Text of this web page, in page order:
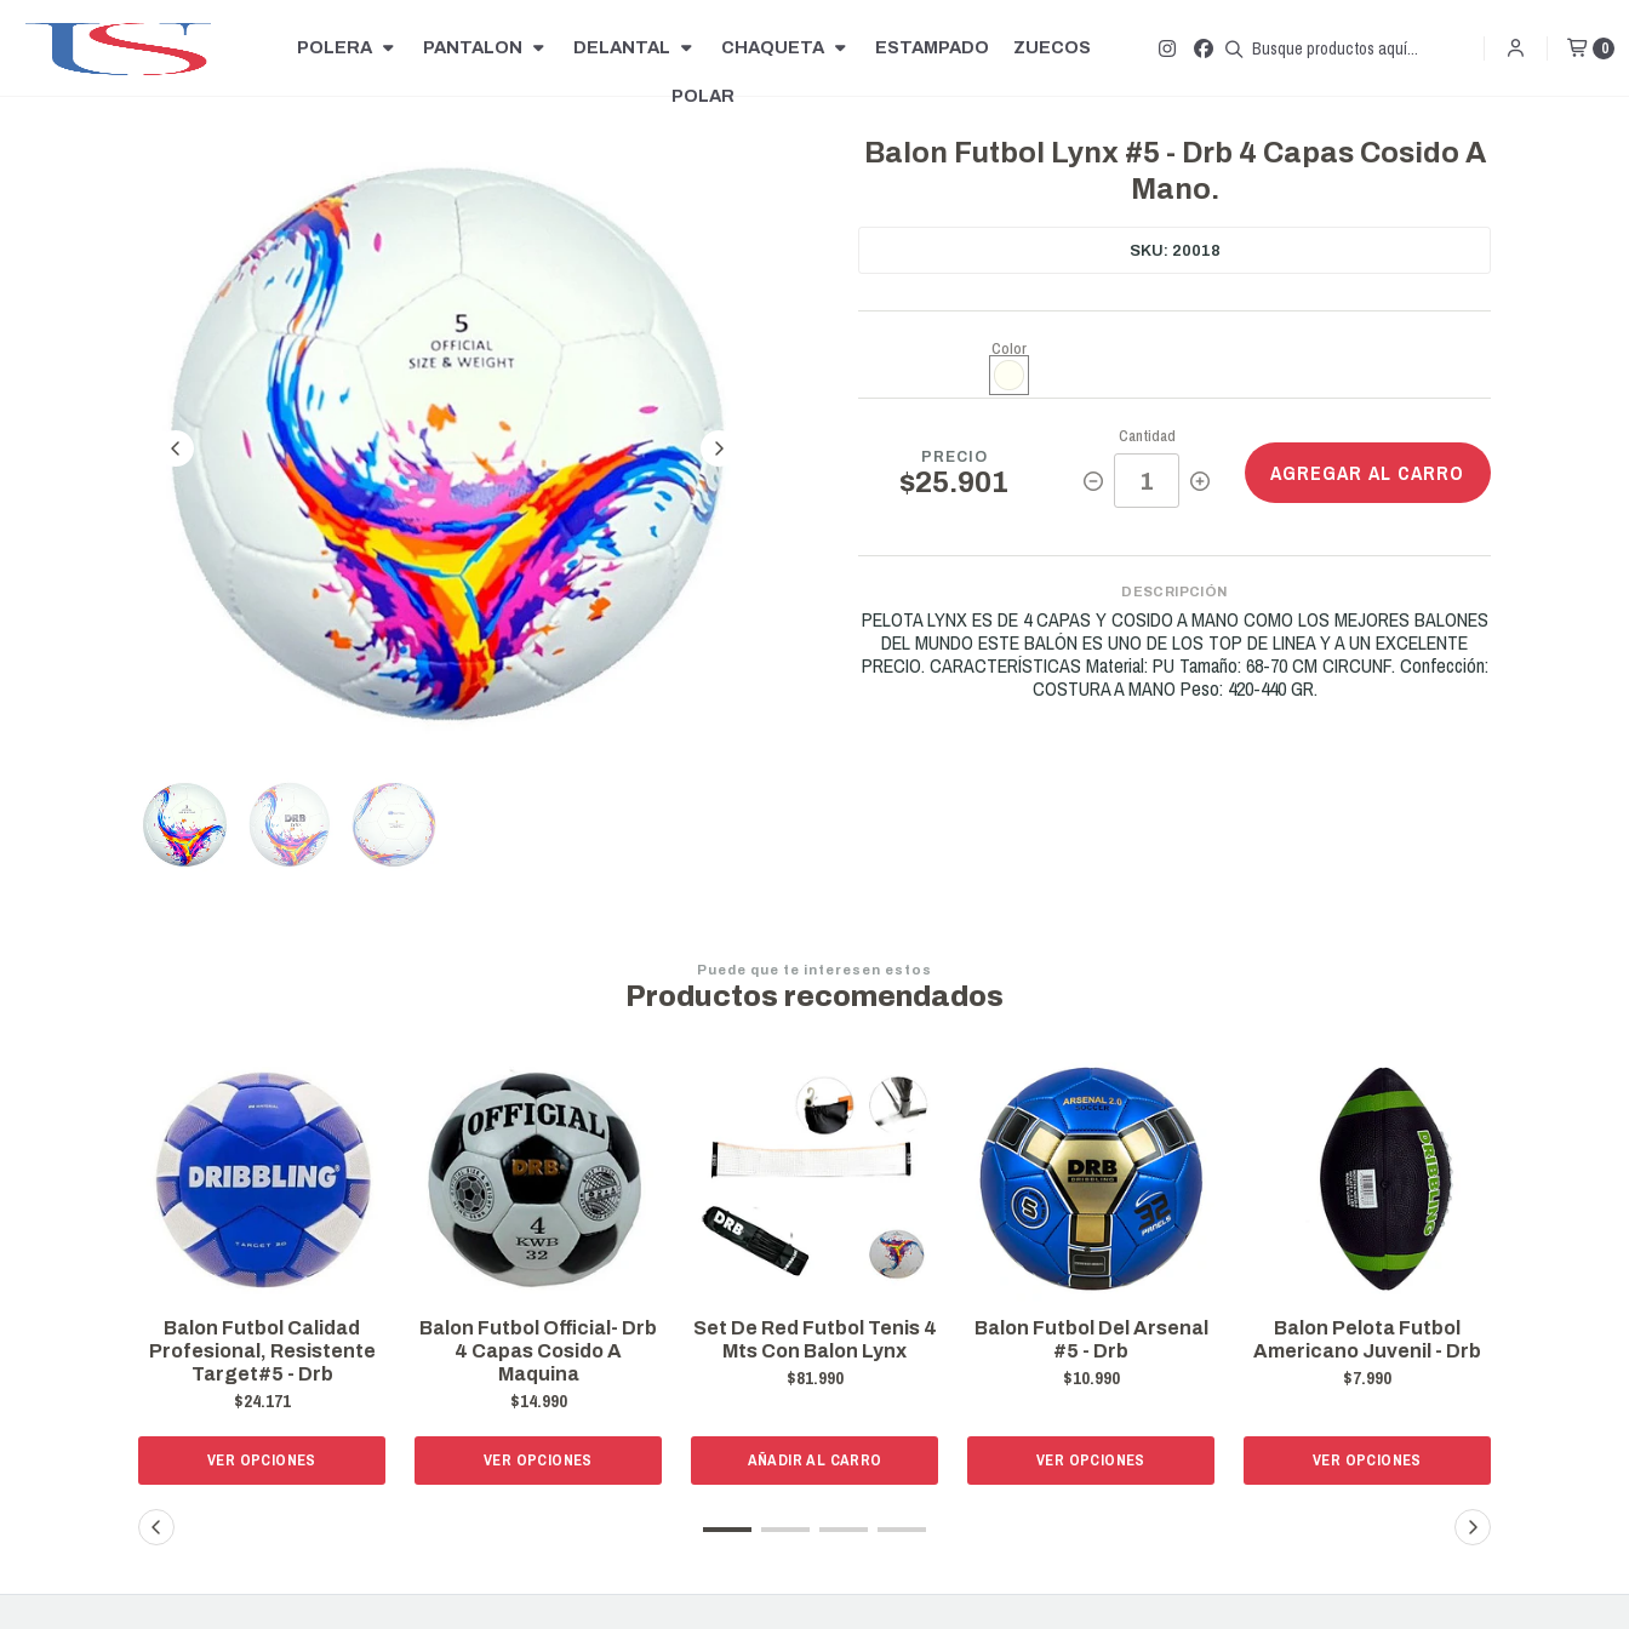
POLERA PANTALON DELANTAL CHAQUETA ESTAMPADO ZUECOS
POLAR
0
Balon Futbol Lynx #5 - Drb 4 Capas Cosido A
Mano.
SKU: 20018
Color
PRECIO
$25.901
Cantidad
AGREGAR AL CARRO
DESCRIPCIÓN
PELOTA LYNX ES DE 4 CAPAS Y COSIDO A MANO COMO LOS MEJORES BALONES
DEL MUNDO ESTE BALÓN ES UNO DE LOS TOP DE LINEA Y A UN EXCELENTE
PRECIO. CARACTERÍSTICAS Material: PU Tamaño: 68-70 CM CIRCUNF. Confección:
COSTURA A MANO Peso: 420-440 GR.
Puede que te interesen estos
Productos recomendados
Balon Futbol Calidad
Profesional, Resistente
Target#5 - Drb
$24.171
VER OPCIONES
Balon Futbol Official- Drb
4 Capas Cosido A
Maquina
$14.990
VER OPCIONES
Set De Red Futbol Tenis 4
Mts Con Balon Lynx
$81.990
AÑADIR AL CARRO
Balon Futbol Del Arsenal
#5 - Drb
$10.990
VER OPCIONES
Balon Pelota Futbol
Americano Juvenil - Drb
$7.990
VER OPCIONES